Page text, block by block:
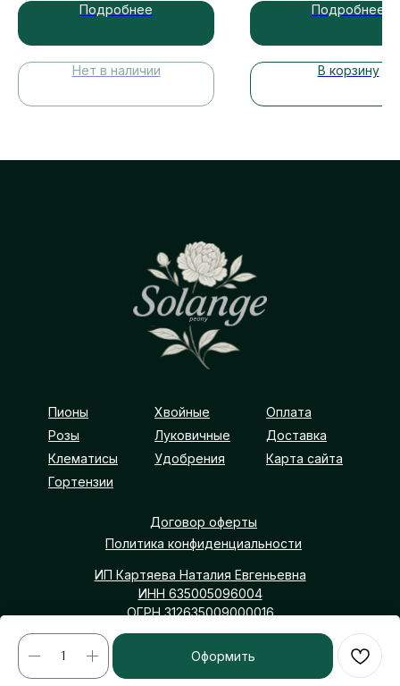
Оформить
Подробнее
Нет в наличии
Подробнее
В корзину
solangepeony@yangex.ru +7 (903) 300-10-30
Оплата
Карта сайта
Доставка
Удобрения
Луковичные
Хвойные
Гортензии
Клематисы
Розы
Пионы
Договор оферты
Политика конфиденциальности
ИП Картяева Наталия Евгеньевна
ИНН 635005096004
ОГРН 312635009000016
Самарская обл, р-н Борский, с Покровка